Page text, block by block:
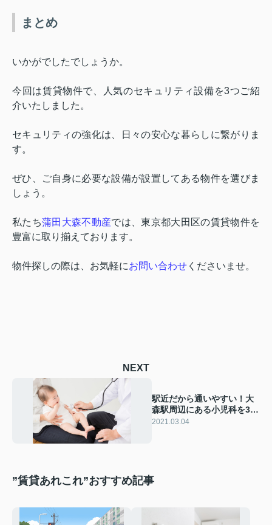
まとめ
いかがでしたでしょうか。
今回は賃貸物件で、人気のセキュリティ設備を3つご紹
介いたしました。
セキュリティの強化は、日々の安心な暮らしに繋がりま
す。
ぜひ、ご自身に必要な設備が設置してある物件を選びま
しょう。
私たち蒲田大森不動産では、東京都大田区の賃貸物件を
豊富に取り揃えております。
物件探しの際は、お気軽にお問い合わせ くださいませ。
NEXT
駅近だから通いやすい！大
森駅周辺にある小児科を3つ
ご紹介
2021.03.04
”賃貸あれこれ”おすすめ記事